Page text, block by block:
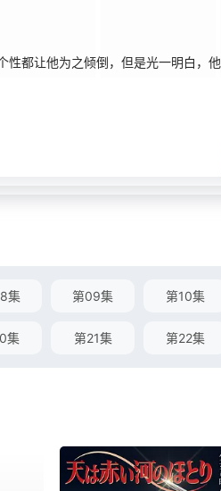
都让他为之倾倒，但是光一明白，他
集 第09集 第10集
集 第21集 第22集